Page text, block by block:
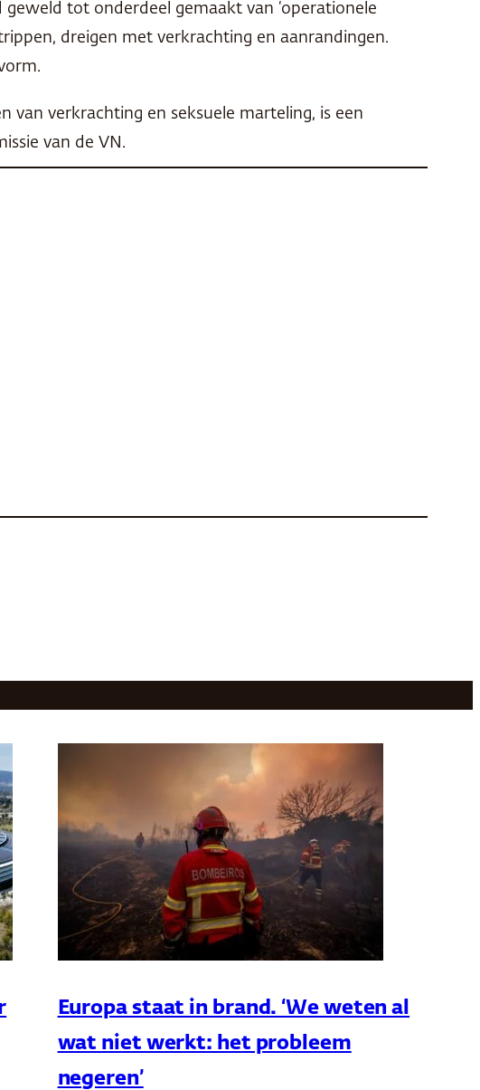
tot onderdeel gemaakt van ‘operationele
dreigen met verkrachting en aanrandingen.
van verkrachting en seksuele marteling, is een
van de VN.
Europa staat in brand. ‘We weten al
wat niet werkt: het probleem
negeren’